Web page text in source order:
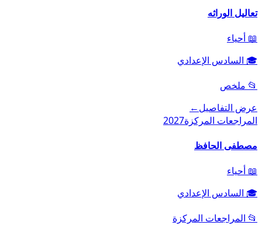
تعاليل الوراثه
📖 أحياء
🎓 السادس الإعدادي
📂 ملخص
عرض التفاصيل←
المراجعات المركزة2027
مصطفى الحافظ
📖 أحياء
🎓 السادس الإعدادي
📂 المراجعات المركزة